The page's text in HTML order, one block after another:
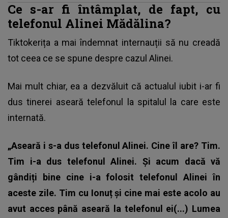
Ce s-ar fi întâmplat, de fapt, cu
telefonul Alinei Mădălina?
Tiktokerița a mai îndemnat internauții să nu creadă
tot ceea ce se spune despre cazul Alinei.
Mai mult chiar, ea a dezvăluit că actualul iubit i-ar fi
dus tinerei aseară telefonul la spitalul la care este
internată.
„Aseară i s-a dus telefonul Alinei. Cine îl are? Tim.
Tim i-a dus telefonul Alinei. Și acum dacă vă
gândiți bine cine i-a folosit telefonul Alinei în
aceste zile. Tim cu Ionuț și cine mai este acolo au
avut acces până aseară la telefonul ei(...) Lumea